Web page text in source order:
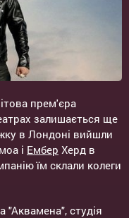
прем'єра
залишається ще
в Лондоні вийшли
і Ембер Херд в
їм склали колеги
"Аквамена", студія